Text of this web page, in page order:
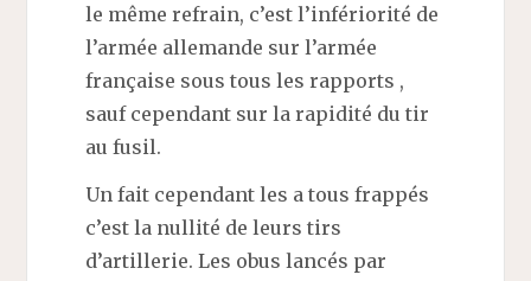
le même refrain, c’est l’infériorité de
l’armée allemande sur l’armée
française sous tous les rapports ,
sauf cependant sur la rapidité du tir
au fusil.
Un fait cependant les a tous frappés
c’est la nullité de leurs tirs
d’artillerie. Les obus lancés par